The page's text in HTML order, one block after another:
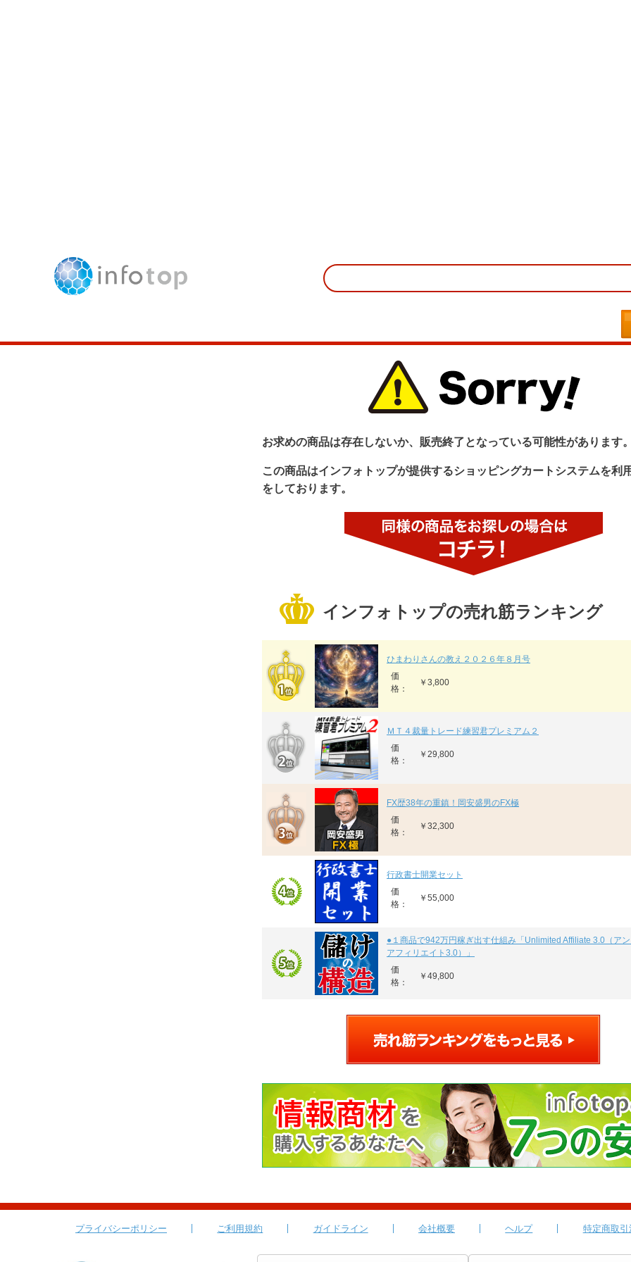
お求めの商品は存在しないか、販売終了となっている可能性があります。
この商品はインフォトップが提供するショッピングカートシステムを利
をしております。
インフォトップの売れ筋ランキング
ひまわりさんの教え２０２６年８月号
価
格：
￥3,800
ＭＴ４裁量トレード練習君プレミアム２
価
格：
￥29,800
FX歴38年の重鎮！岡安盛男のFX極
価
格：
￥32,300
行政書士開業セット
価
格：
￥55,000
●１商品で942万円稼ぎ出す仕組み「Unlimited Affiliate 3.0（ア
アフィリエイト3.0）」
価
格：
￥49,800
プライバシーポリシー ご利用規約 ガイドライン 会社概要 ヘルプ 特定商取